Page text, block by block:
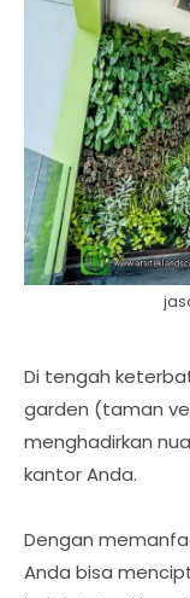
Di tengah
garden (taman
menghadirkan
kantor Anda.
Dengan
Anda bisa